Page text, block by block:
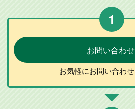
1
お問い合わせ
お気軽にお問い合わせ